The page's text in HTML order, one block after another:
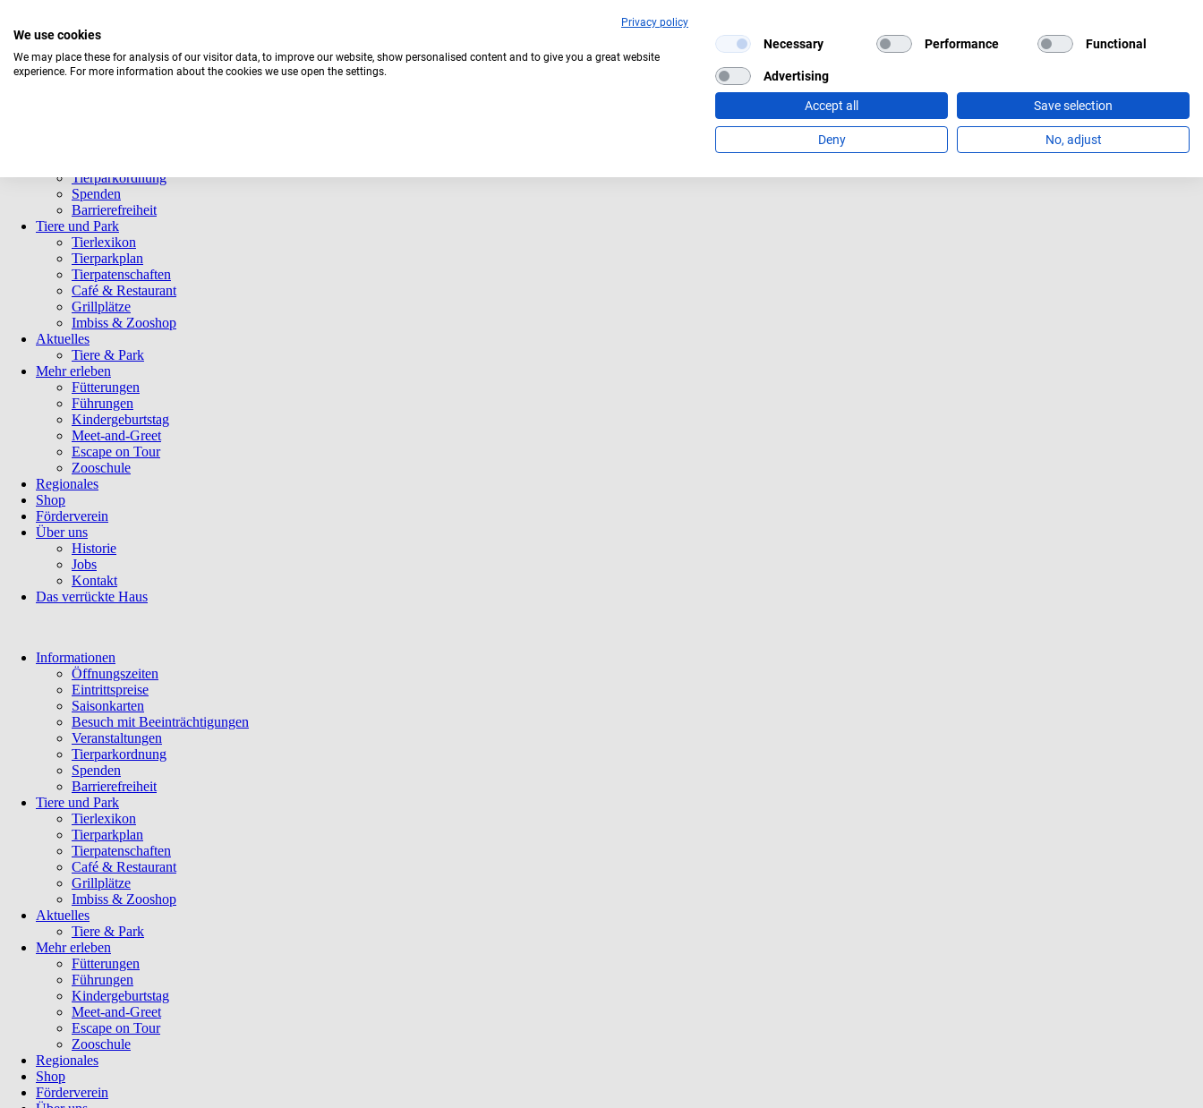
Ein paar Wolken
Navigation
Tierparkordnung
Spenden
Barrierefreiheit
Tiere und Park
Tierlexikon
Tierparkplan
Tierpatenschaften
Café & Restaurant
Grillplätze
Imbiss & Zooshop
Aktuelles
Tiere & Park
Mehr erleben
Fütterungen
Führungen
Kindergeburtstag
Meet-and-Greet
Escape on Tour
Zooschule
Regionales
Shop
Förderverein
Über uns
Historie
Jobs
Kontakt
Das verrückte Haus
Navigation
überspringen
Informationen
Öffnungszeiten
Eintrittspreise
Saisonkarten
Besuch mit Beeinträchtigungen
Veranstaltungen
Tierparkordnung
Spenden
Barrierefreiheit
Tiere und Park
Tierlexikon
Tierparkplan
Tierpatenschaften
Café & Restaurant
Grillplätze
Imbiss & Zooshop
Aktuelles
Tiere & Park
Mehr erleben
Fütterungen
Führungen
Kindergeburtstag
Meet-and-Greet
Escape on Tour
Zooschule
Regionales
Shop
Förderverein
Privacy policy
We use cookies
We may place these for analysis of our visitor data, to improve our website, show personalised content and to give you a great website
experience. For more information about the cookies we use open the settings.
Necessary Performance Functional
Advertising
Accept all Save selection
Deny No, adjust